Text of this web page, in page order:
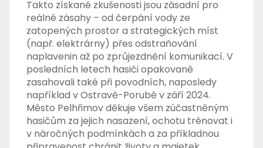
Takto získané zkušenosti jsou zásadní pro
reálné zásahy – od čerpání vody ze
zatopených prostor a strategických míst
(např. elektrárny) přes odstraňování
naplavenin až po zprůjezdnění komunikací. V
posledních letech hasiči opakovaně
zasahovali také při povodních, naposledy
například v Ostravě-Porubě v září 2024.
Město Pelhřimov děkuje všem zúčastněným
hasičům za jejich nasazení, ochotu trénovat i
v náročných podmínkách a za příkladnou